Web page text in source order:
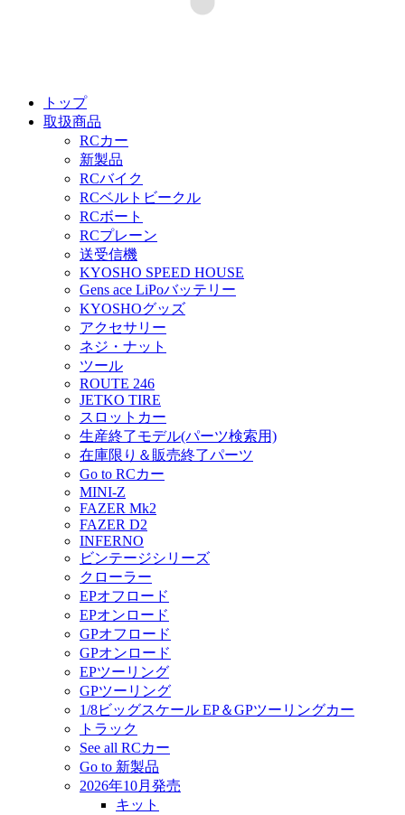
トップ
取扱商品
RCカー
新製品
RCバイク
RCベルトビークル
RCボート
RCプレーン
送受信機
KYOSHO SPEED HOUSE
Gens ace LiPoバッテリー
KYOSHOグッズ
アクセサリー
ネジ・ナット
ツール
ROUTE 246
JETKO TIRE
スロットカー
生産終了モデル(パーツ検索用)
在庫限り＆販売終了パーツ
Go to RCカー
MINI-Z
FAZER Mk2
FAZER D2
INFERNO
ビンテージシリーズ
クローラー
EPオフロード
EPオンロード
GPオフロード
GPオンロード
EPツーリング
GPツーリング
1/8ビッグスケール EP＆GPツーリングカー
トラック
See all RCカー
Go to 新製品
2026年10月発売
キット